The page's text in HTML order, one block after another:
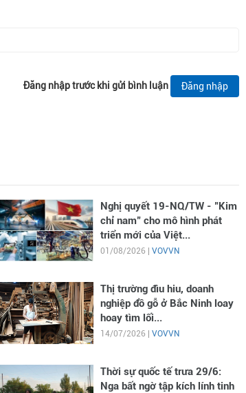
Đăng nhập trước khi gửi bình luận Đăng nhập
Nghị quyết 19-NQ/TW - "Kim
chỉ nam" cho mô hình phát
triển mới của Việt...
01/08/2026 | VOVVN
Thị trường đìu hiu, doanh
nghiệp đồ gỗ ở Bắc Ninh loay
hoay tìm lối...
14/07/2026 | VOVVN
Thời sự quốc tế trưa 29/6:
Nga bất ngờ tập kích lính tinh